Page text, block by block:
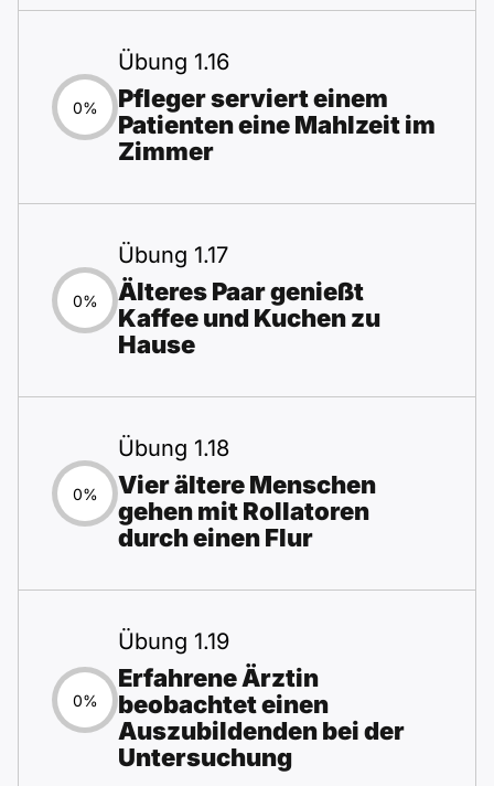
0%
Übung 1.16
Pfleger serviert einem
Patienten eine Mahlzeit im
Zimmer
0%
Übung 1.17
Älteres Paar genießt
Kaffee und Kuchen zu
Hause
0%
Übung 1.18
Vier ältere Menschen
gehen mit Rollatoren
durch einen Flur
0%
Übung 1.19
Erfahrene Ärztin
beobachtet einen
Auszubildenden bei der
Untersuchung